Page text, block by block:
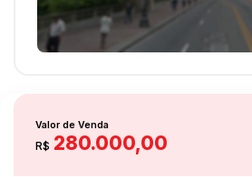
R$ 280.000,00
Valor de Venda